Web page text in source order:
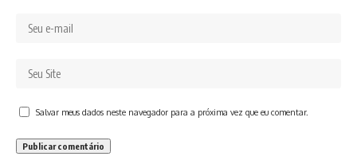
Salvar meus dados neste navegador para a próxima vez que eu comentar.